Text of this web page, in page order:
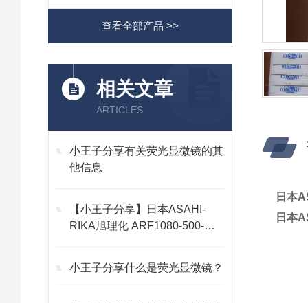
查看全部产品 >>
相关文章
ARTICLES
小王子分享有关荧光显微镜的其
他信息
【小王子分享】日本ASAHI-
RIKA旭理化 ARF1080-500-
小王子分享什么是荧光显微镜？
日本
日本